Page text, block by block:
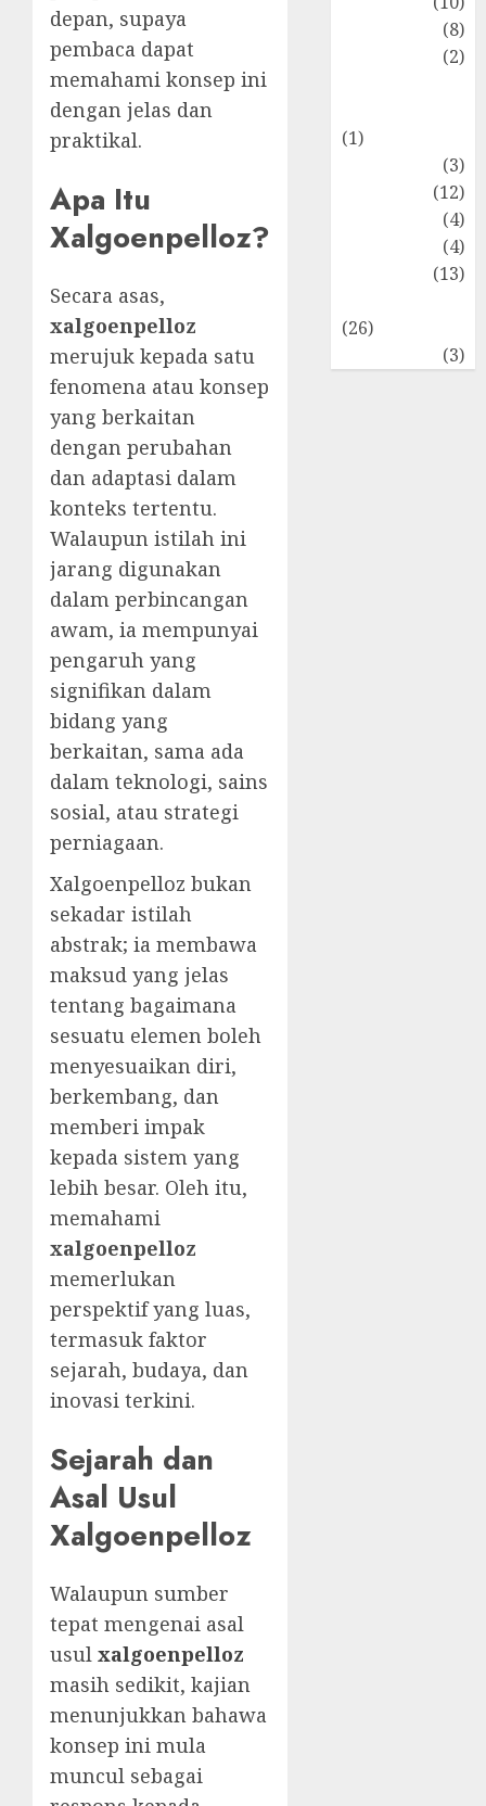
depan, supaya
pembaca dapat
memahami konsep ini
dengan jelas dan
praktikal.
Apa Itu
Xalgoenpelloz?
Secara asas,
xalgoenpelloz
merujuk kepada satu
fenomena atau konsep
yang berkaitan
dengan perubahan
dan adaptasi dalam
konteks tertentu.
Walaupun istilah ini
jarang digunakan
dalam perbincangan
awam, ia mempunyai
pengaruh yang
signifikan dalam
bidang yang
berkaitan, sama ada
dalam teknologi, sains
sosial, atau strategi
perniagaan.
Xalgoenpelloz bukan
sekadar istilah
abstrak; ia membawa
maksud yang jelas
tentang bagaimana
sesuatu elemen boleh
menyesuaikan diri,
berkembang, dan
memberi impak
kepada sistem yang
lebih besar. Oleh itu,
memahami
xalgoenpelloz
memerlukan
perspektif yang luas,
termasuk faktor
sejarah, budaya, dan
inovasi terkini.
Sejarah dan
Asal Usul
Xalgoenpelloz
Walaupun sumber
tepat mengenai asal
usul xalgoenpelloz
masih sedikit, kajian
menunjukkan bahawa
konsep ini mula
muncul sebagai
(8)
(2)
(1)
(3)
(12)
(4)
(4)
(13)
(26)
(3)